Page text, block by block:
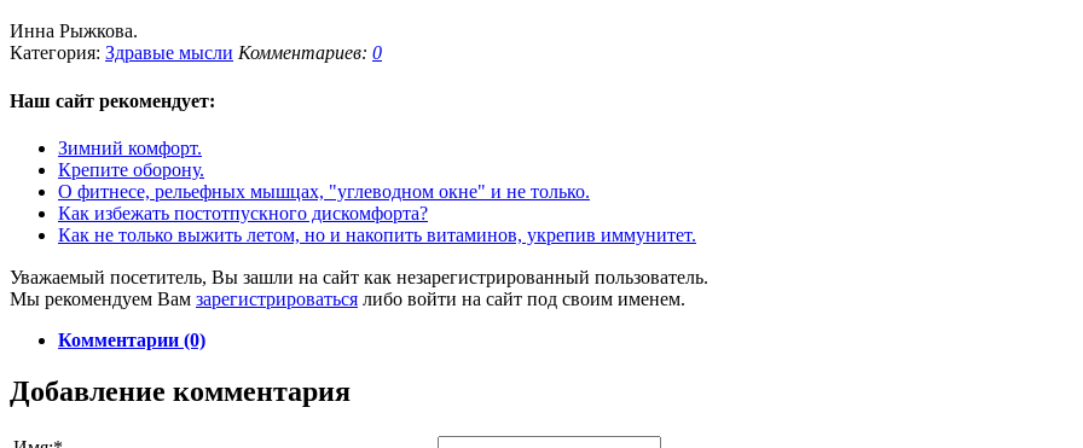
Инна Рыжкова.
Категория: Здравые мысли Комментариев: 0
Наш сайт рекомендует:
Зимний комфорт.
Крепите оборону.
О фитнесе, рельефных мышцах, "углеводном окне" и не только.
Как избежать постотпускного дискомфорта?
Как не только выжить летом, но и накопить витаминов, укрепив иммунитет.
Уважаемый посетитель, Вы зашли на сайт как незарегистрированный пользователь.
Мы рекомендуем Вам зарегистрироваться либо войти на сайт под своим именем.
Комментарии (0)
Добавление комментария